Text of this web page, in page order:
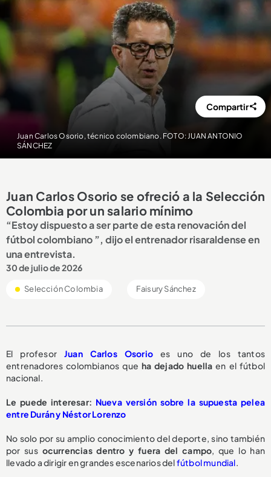
Juan Carlos Osorio, técnico colombiano. FOTO: JUAN ANTONIO
SÁNCHEZ
Compartir
Juan Carlos Osorio se ofreció a la Selección
Colombia por un salario mínimo
“Estoy dispuesto a ser parte de esta renovación del
fútbol colombiano ”, dijo el entrenador risaraldense en
una entrevista.
30 de julio de 2026
Selección Colombia Faisury Sánchez
El profesor Juan Carlos Osorio
es uno de los tantos
entrenadores colombianos que ha dejado huella en el fútbol
nacional.
Le puede interesar: Nueva versión sobre la supuesta pelea
entre Durán y Néstor Lorenzo
No solo por su amplio conocimiento del deporte, sino también
por sus ocurrencias dentro y fuera del campo, que lo han
llevado a dirigir en grandes escenarios delfútbol mundial.